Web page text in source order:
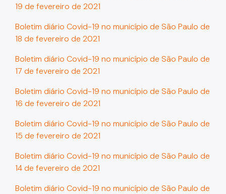
19 de fevereiro de 2021
Boletim diário Covid-19 no município de São Paulo de
18 de fevereiro de 2021
Boletim diário Covid-19 no município de São Paulo de
17 de fevereiro de 2021
Boletim diário Covid-19 no município de São Paulo de
16 de fevereiro de 2021
Boletim diário Covid-19 no município de São Paulo de
15 de fevereiro de 2021
Boletim diário Covid-19 no município de São Paulo de
14 de fevereiro de 2021
Boletim diário Covid-19 no município de São Paulo de